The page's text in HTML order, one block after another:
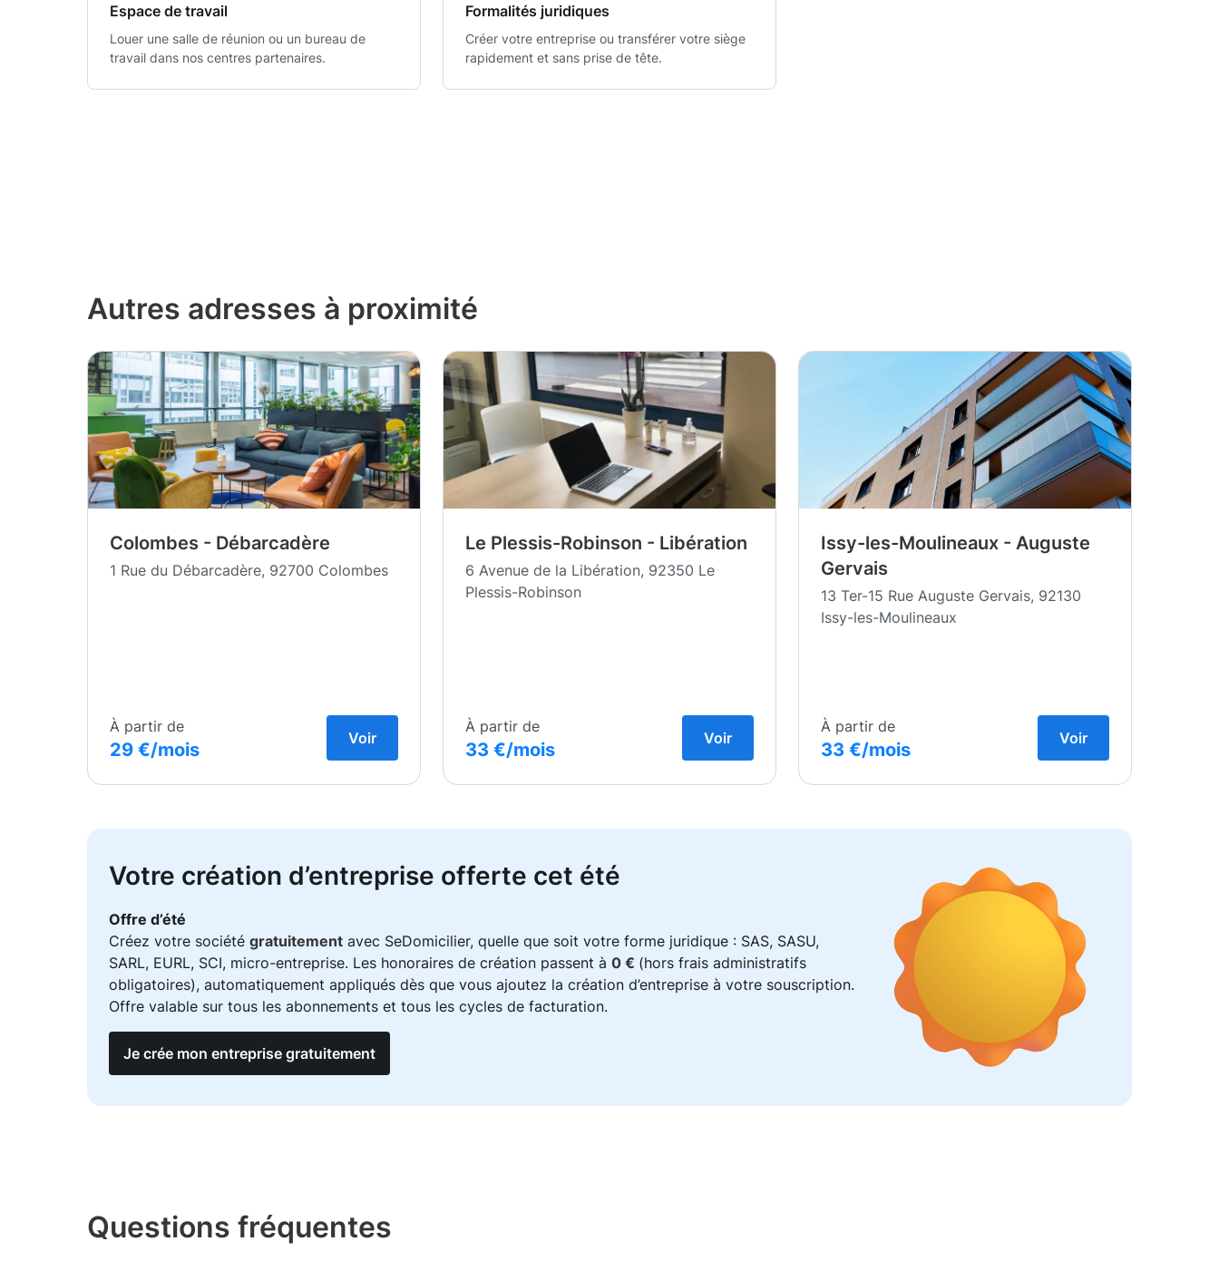
Espace de travail
Louer une salle de réunion ou un bureau de
travail dans nos centres partenaires.
Formalités juridiques
Créer votre entreprise ou transférer votre siège
rapidement et sans prise de tête.
Autres adresses à proximité
Colombes - Débarcadère
1 Rue du Débarcadère, 92700 Colombes
À partir de
29 €/mois
Voir
Le Plessis-Robinson - Libération
6 Avenue de la Libération, 92350 Le
Plessis-Robinson
À partir de
33 €/mois
Voir
Issy-les-Moulineaux - Auguste
Gervais
13 Ter-15 Rue Auguste Gervais, 92130
Issy-les-Moulineaux
À partir de
33 €/mois
Voir
Votre création d’entreprise offerte cet été
Offre d’été
Créez votre société gratuitement avec SeDomicilier, quelle que soit votre forme juridique : SAS, SASU,
SARL, EURL, SCI, micro-entreprise. Les honoraires de création passent à 0 € (hors frais administratifs
obligatoires), automatiquement appliqués dès que vous ajoutez la création d’entreprise à votre souscription.
Offre valable sur tous les abonnements et tous les cycles de facturation.
Je crée mon entreprise gratuitement
Questions fréquentes